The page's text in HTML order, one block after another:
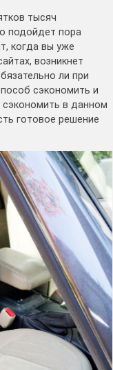
тысяч
подойдет пора
когда вы уже
возникнет
ли при
сэкономить и
в данном
готовое решение